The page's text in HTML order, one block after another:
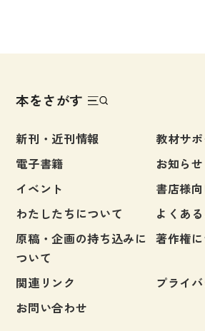
本をさがす
新刊・近刊情報
教材サ
電子書籍
お知らせ
イベント
書店様
わたしたちについて
よくあ
原稿・企画の持ち込みに
ついて
著作権
関連リンク
プライ
お問い合わせ